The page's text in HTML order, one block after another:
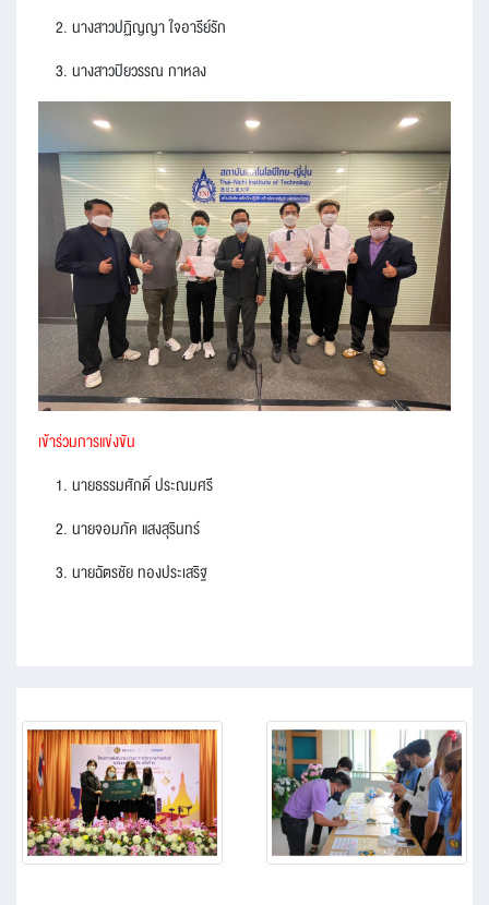
2. นางสาวปฏิญญา ใจอารีย์รัก
3. นางสาวปิยวรรณ กาหลง
เข้าร่วมการแข่งขัน
1. นายธรรมศักดิ์ ประณมศรี
2. นายจอมภัค แสงสุรินทร์
3. นายฉัตรชัย ทองประเสริฐ